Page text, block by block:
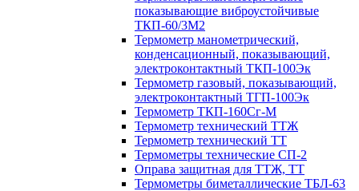
показывающие виброустойчивые
ТКП-60/3М2
Термометр манометрический,
конденсационный, показывающий,
электроконтактный ТКП-100Эк
Термометр газовый, показывающий,
электроконтактный ТГП-100Эк
Термометр ТКП-160Сг-М
Термометр технический ТТЖ
Термометр технический ТТ
Термометры технические СП-2
Оправа защитная для ТТЖ, ТТ
Термометры биметаллические ТБЛ-63